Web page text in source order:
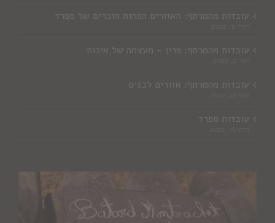
עובדות מהמרתף: האזורים הפחות מוכרים של ספרד
עובדות מהמרתף: פרין – מעצמה של איכות
עובדות מהמרתף: אזורים לבנים
עובדות ספרד